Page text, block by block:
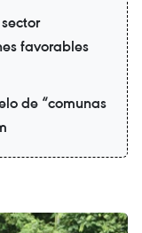
favorables
de “comunas